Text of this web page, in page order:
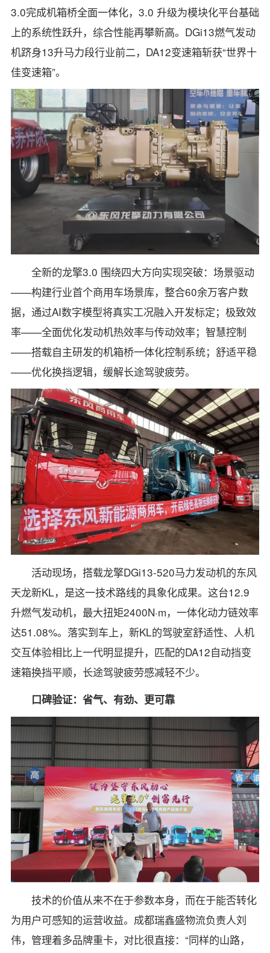
3.0完成机箱桥全面一体化，3.0 升级为模块化平台基础
上的系统性跃升，综合性能再攀新高。DGi13燃气发动
机跻身13升马力段行业前二，DA12变速箱斩获“世界十
佳变速箱”。
全新的龙擎3.0 围绕四大方向实现突破：场景驱动
——构建行业首个商用车场景库，整合60余万客户数
据，通过AI数字模型将真实工况融入开发标定；极致效
率——全面优化发动机热效率与传动效率；智慧控制
——搭载自主研发的机箱桥一体化控制系统；舒适平稳
——优化换挡逻辑，缓解长途驾驶疲劳。
活动现场，搭载龙擎DGi13-520马力发动机的东风
天龙新KL，是这一技术路线的具象化成果。这台12.9
升燃气发动机，最大扭矩2400N·m，一体化动力链效率
达51.08%。落实到车上，新KL的驾驶室舒适性、人机
交互体验相比上一代明显提升，匹配的DA12自动挡变
速箱换挡平顺，长途驾驶疲劳感减轻不少。
口碑验证：省气、有劲、更可靠
技术的价值从来不在于参数本身，而在于能否转化
为用户可感知的运营收益。成都瑞鑫盛物流负责人刘
伟，管理着多品牌重卡，对比很直接：“同样的山路，